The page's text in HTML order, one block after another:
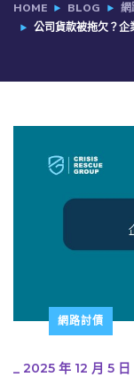
HOME BLOG
網
公司貨款被拖欠？企
網路討債
_ 2025 年 12 月 5 日